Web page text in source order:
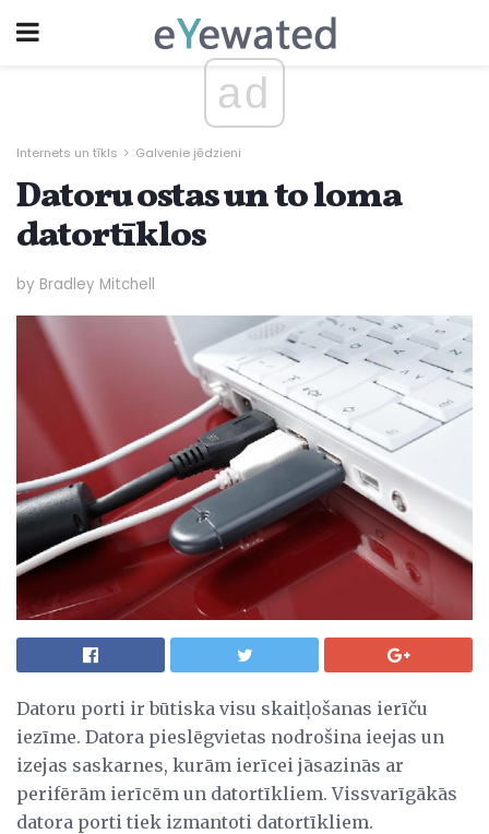
ad
Internets un tīkls Galvenie jēdzieni
Datoru ostas un to loma
datortīklos
by Bradley Mitchell
Datoru porti ir būtiska visu skaitļošanas ierīču
iezīme. Datora pieslēgvietas nodrošina ieejas un
izejas saskarnes, kurām ierīcei jāsazinās ar
perifērām ierīcēm un datortīkliem. Vissvarīgākās
datora porti tiek izmantoti datortīkliem.